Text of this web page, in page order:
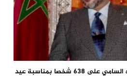
جلالة الملك يصدر عفوه السامي على 638 شخصا بمناسبة عيد